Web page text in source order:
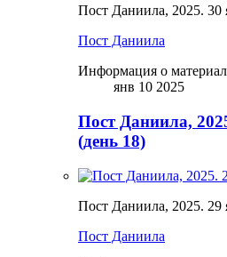
Пост Даниила, 2025. 30
Пост Даниила
Информация о
янв 10 2025
Пост Даниила,
(день 18)
Пост Даниила, 2025. 29
Пост Даниила